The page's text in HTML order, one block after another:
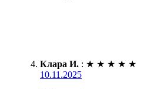
Клара И. : ★ ★ ★ ★ ★
10.11.2025